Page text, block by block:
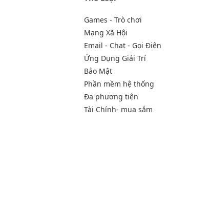
Games - Trò chơi
Mạng Xã Hội
Email - Chat - Gọi Điện
Ứng Dụng Giải Trí
Bảo Mật
Phần mềm hệ thống
Đa phương tiện
Tài Chính- mua sắm